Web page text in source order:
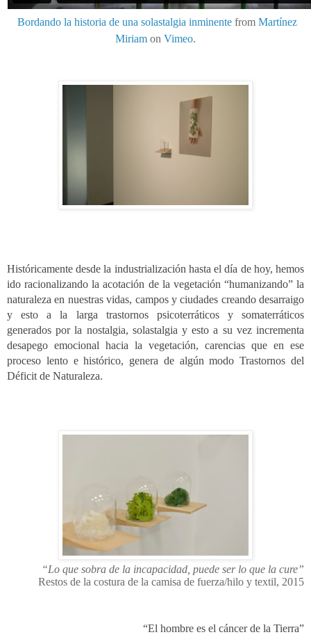
Bordando la historia de una solastalgia inminente from Martínez
Miriam on Vimeo.
Históricamente desde la industrialización hasta el día de hoy, hemos
ido racionalizando la acotación de la vegetación “humanizando” la
naturaleza en nuestras vidas, campos y ciudades creando desarraigo
y esto a la larga trastornos psicoterráticos y somaterráticos
generados por la nostalgia, solastalgia y esto a su vez incrementa
desapego emocional hacia la vegetación, carencias que en ese
proceso lento e histórico, genera de algún modo Trastornos del
Déficit de Naturaleza.
“Lo que sobra de la incapacidad, puede ser lo que la cure”
Restos de la costura de la camisa de fuerza/hilo y textil, 2015
“El hombre es el cáncer de la Tierra”